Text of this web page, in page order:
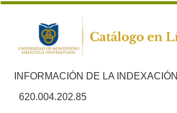
INFORMACIÓN DE LA INDEXACIÓN
620.004.202.85